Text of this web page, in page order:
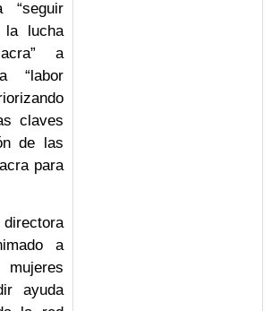
“seguir
la lucha
a
“labor
claves
de las
para
a
ayuda